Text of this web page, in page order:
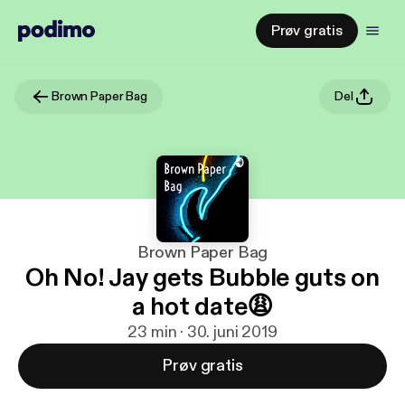
Prøv gratis
Brown Paper Bag Del
Brown Paper Bag
Oh No! Jay gets Bubble guts on
a hot date😩
23 min · 30. juni 2019
Prøv gratis